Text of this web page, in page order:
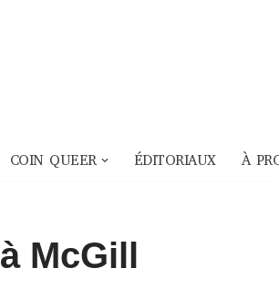
COIN QUEER ÉDITORIAUX À
McGill